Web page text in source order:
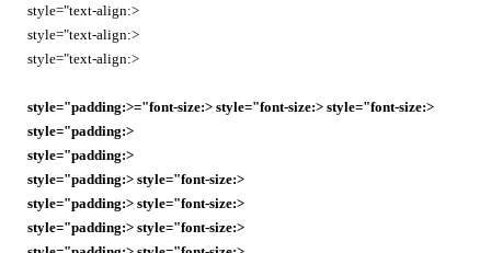
style="text-align:>
style="text-align:>
style="text-align:>
style="padding:>="font-size:> style="font-size:> style="font-size:>
style="padding:>
style="padding:>
style="padding:> style="font-size:>
style="padding:> style="font-size:>
style="padding:> style="font-size:>